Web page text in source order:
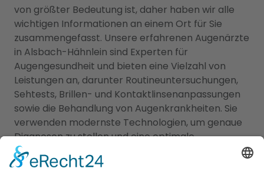
von größter Bedeutung ist, daher haben wir alle
wichtigen Informationen an einem Ort für Sie
zusammengefasst. Unsere erfahrenen Augenärzte
in Alsbach-Hähnlein sind Experten für
Augengesundheit und bieten eine Vielzahl von
Leistungen an, darunter Routineuntersuchungen,
Sehtests, Brillen- und Kontaktlinsenanpassungen
sowie die Behandlung von Augenkrankheiten. Sie
verwenden modernste Technologien, um genaue
Diagnosen zu stellen und eine optimale
Versorgung zu gewährleisten. Für die kleinen
Patienten bieten wir Ihnen zudem eine Übersicht